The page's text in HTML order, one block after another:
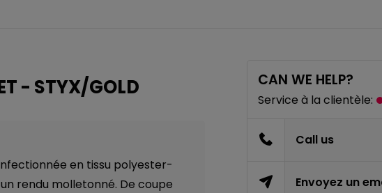
- STYX/GOLD
en tissu polyester-
rendu molletonné. De coupe
CAN WE HELP?
Service à la clientèle:
Call us
Envoyez un